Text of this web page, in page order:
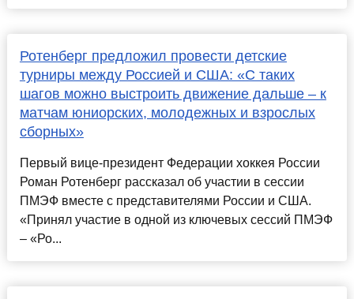
Ротенберг предложил провести детские
турниры между Россией и США: «С таких
шагов можно выстроить движение дальше – к
матчам юниорских, молодежных и взрослых
сборных»
Первый вице-президент Федерации хоккея России
Роман Ротенберг рассказал об участии в сессии
ПМЭФ вместе с представителями России и США.
«Принял участие в одной из ключевых сессий ПМЭФ
– «Ро...